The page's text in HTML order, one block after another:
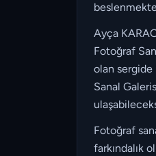
Ayça
Fotoğraf
olan sergide
Sanal
Fotoğraf
farkındalık